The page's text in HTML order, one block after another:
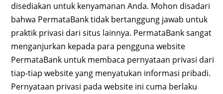
disediakan untuk kenyamanan Anda. Mohon disadari
bahwa PermataBank tidak bertanggung jawab untuk
praktik privasi dari situs lainnya. PermataBank sangat
menganjurkan kepada para pengguna website
PermataBank untuk membaca pernyataan privasi dari
tiap-tiap website yang menyatukan informasi pribadi.
Pernyataan privasi pada website ini cuma berlaku